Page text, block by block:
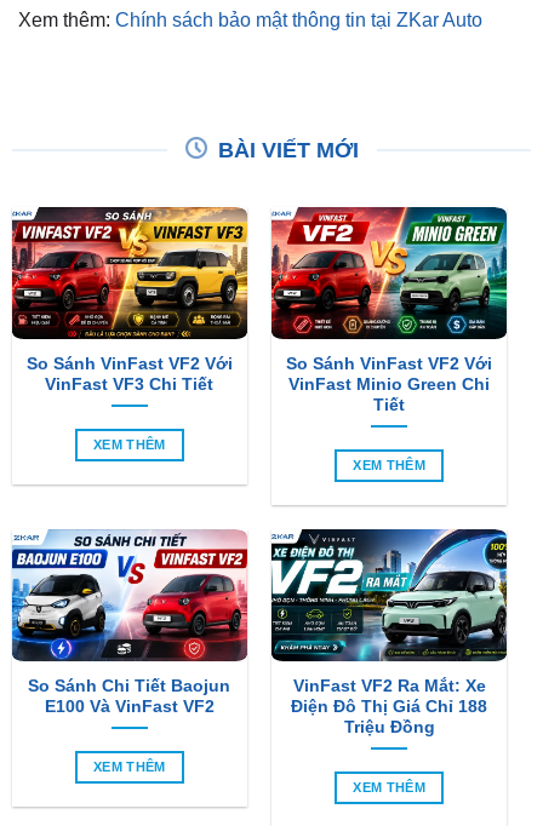
Xem thêm: Chính sách bảo mật thông tin tại ZKar Auto
BÀI VIẾT MỚI
So Sánh VinFast VF2 Với
VinFast VF3 Chi Tiết
XEM THÊM
So Sánh VinFast VF2 Với
VinFast Minio Green Chi
Tiết
XEM THÊM
So Sánh Chi Tiết Baojun
E100 Và VinFast VF2
XEM THÊM
VinFast VF2 Ra Mắt: Xe
Điện Đô Thị Giá Chỉ 188
Triệu Đồng
XEM THÊM